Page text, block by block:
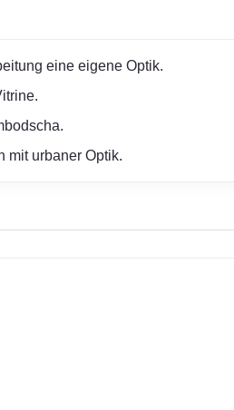
eine eigene Optik.
mit urbaner Optik.